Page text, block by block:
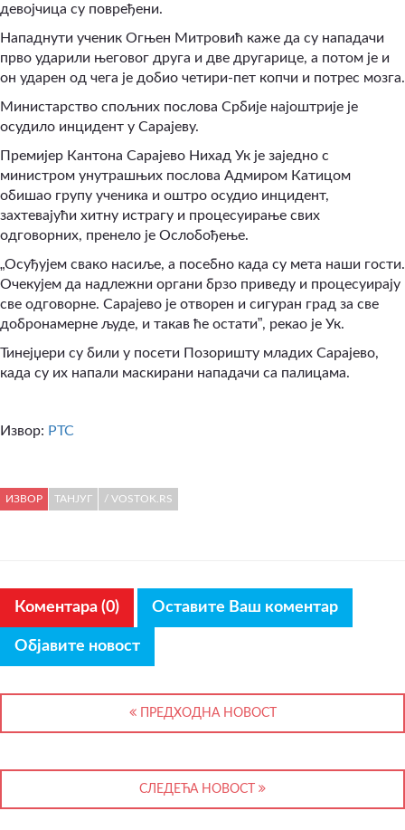
девојчица су повређени.
Нападнути ученик Огњен Митровић каже да су нападачи
прво ударили његовог друга и две другарице, а потом је и
он ударен од чега је добио четири-пет копчи и потрес мозга.
Министарство спољних послова Србије најоштрије је
осудило инцидент у Сарајеву.
Премијер Кантона Сарајево Нихад Ук је заједно с
министром унутрашњих послова Адмиром Катицом
обишао групу ученика и оштро осудио инцидент,
захтевајући хитну истрагу и процесуирање свих
одговорних, пренело је Ослобођење.
„Осуђујем свако насиље, а посебно када су мета наши гости.
Очекујем да надлежни органи брзо приведу и процесуирају
све одговорне. Сарајево је отворен и сигуран град за све
добронамерне људе, и такав ће остати”, рекао је Ук.
Тинејџери су били у посети Позоришту младих Сарајево,
када су их напали маскирани нападачи са палицама.
Извор: РТС
ИЗВОР ТАНЈУГ / VOSTOK.RS
Коментара (0) Оставите Ваш коментар
Објавите новост
ПРЕДХОДНА НОВОСТ
СЛЕДЕЋА НОВОСТ